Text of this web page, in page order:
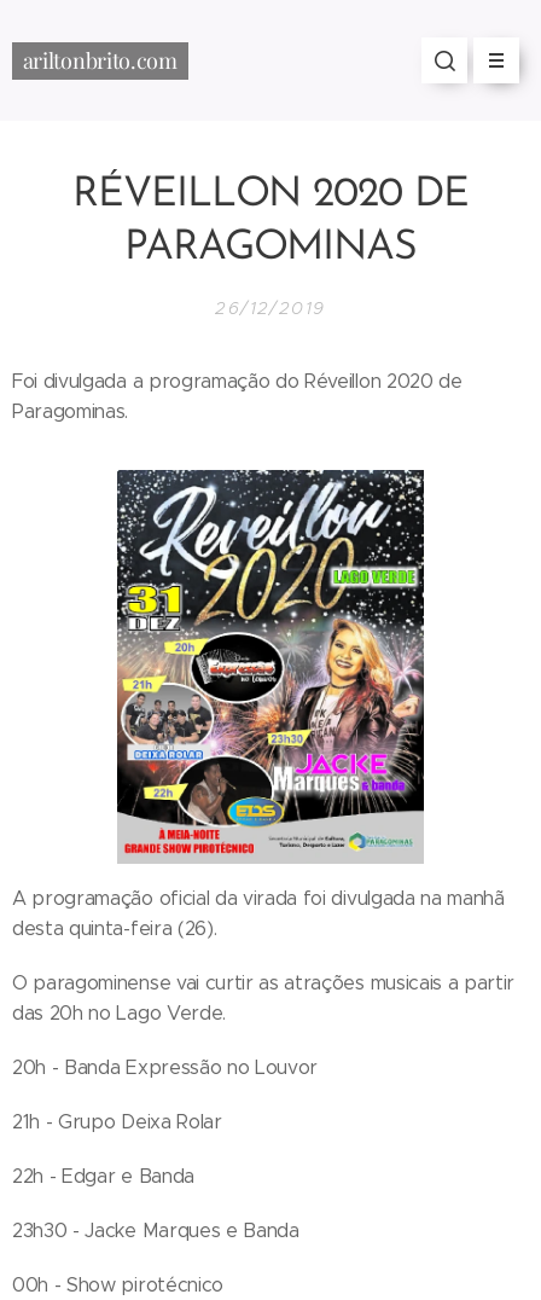
ariltonbrito.com
RÉVEILLON 2020 DE
PARAGOMINAS
26/12/2019
Foi divulgada a programação do Réveillon 2020 de
Paragominas.
A programação oficial da virada foi divulgada na manhã
desta quinta-feira (26).
O paragominense vai curtir as atrações musicais a partir
das 20h no Lago Verde.
20h - Banda Expressão no Louvor
21h - Grupo Deixa Rolar
22h - Edgar e Banda
23h30 - Jacke Marques e Banda
00h - Show pirotécnico